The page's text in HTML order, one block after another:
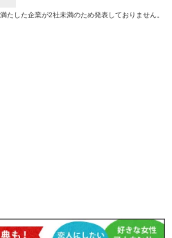
した企業が2社未満のため発表しておりません。